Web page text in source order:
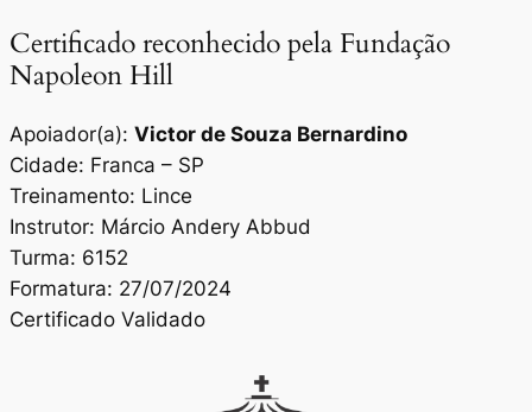
Certificado reconhecido pela Fundação
Napoleon Hill
Apoiador(a): Victor de Souza Bernardino
Cidade: Franca – SP
Treinamento: Lince
Instrutor: Márcio Andery Abbud
Turma: 6152
Formatura: 27/07/2024
Certificado Validado